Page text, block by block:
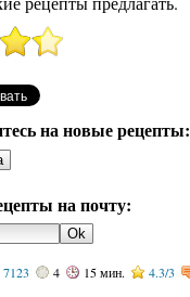
на новые рецепты:
на почту:
7123 4 15 мин. 4.3/3